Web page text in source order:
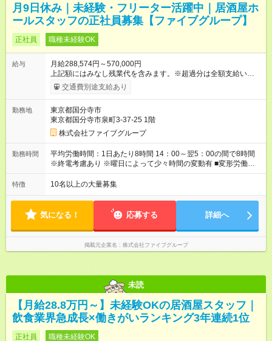
月9日休み｜未経験・フリーター活躍中｜居酒屋ホ
ールスタッフの正社員募集【ファイブグループ】
正社員 職種未経験OK
給与
月給288,574円～570,000円
上記額にはみなし残業代を含みます。※超過分は全額支給いたし
ます。 みなし残業代 55,495円／月 みなし残業時間 36時間／月
■昇給あり 年2回の給与査定による ■賞与あり ■前払い賞与あり
■残業手当あり ■交通費支給（上限3万円/月） ■引越し手当 敷
金・礼金・保証金・保険料の初期費用+荷物運搬費を支給 ※規定
あり ■積立金制度 給与ならびに賞与から積立を行える(年利2%)
シフトは22:00～翌5:00の深夜帯に入ってもらうこともありま
す。 一般的な飲食業では、この深夜帯のお給料は「みなし」と
して基本給に含まれることがしばしば・・・ でもファイブでは
ら楽しい接客は出来ません。 頑張りに対しては誠実に向き合っ
てしっかり還元することを大事にしています！ 【試用期間】試
用期間あり 試用期間の長さ：3ヶ月 雇用形態、給与は本採用時
と同じです。
交通費別途支給あり
勤務地
東京都国分寺市
東京都国分寺市泉町3-37-25 1階
株式会社ファイブグループ
勤務時間
平均労働時間：1日あたり8時間 14：00～翌5：00の間で8時間
※終電考慮あり ※曜日によって少々時間の変動有 ■変形労働時間
制 ■実労働時間：8時間程度 ■休憩時間：1時間程度～2時間 休憩
時間は勤務時間による ■月平均所定労働時間：173時間 平均労働
慮あり ※曜日によって少々時間の変動有 ■変形労働時間制 ■実労
働時間：8時間程度 ■休憩時間：1時間程度～2時間 休憩時間は勤
務時間による ■月平均所定労働時間：173時間
特徴 10名以上の大量募集
気になる！ 応募する 詳細へ
掲載元企業名 株式会社ファイブグループ
未読
【月給28.8万円～】未経験OKの居酒屋スタッフ｜
飲食業界急成長×働きがいランキング3年連続1位
正社員 職種未経験OK